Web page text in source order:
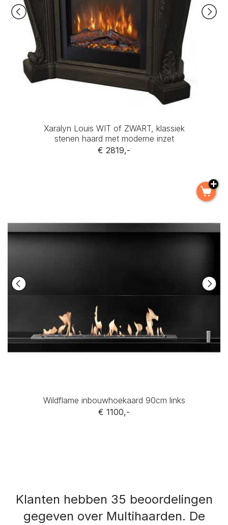
Xaralyn Louis WIT of ZWART, klassiek
stenen haard met moderne inzet
€ 2819,-
Wildflame inbouwhoekaard 90cm links
€ 1100,-
Klanten hebben 35 beoordelingen
gegeven over Multihaarden. De